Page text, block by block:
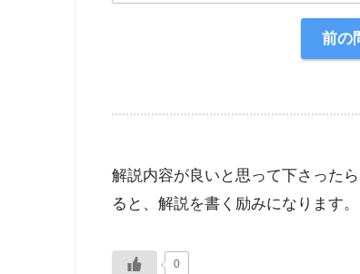
前の
解説内容が良いと思って下さった
ると、解説を書く励みになります。
0